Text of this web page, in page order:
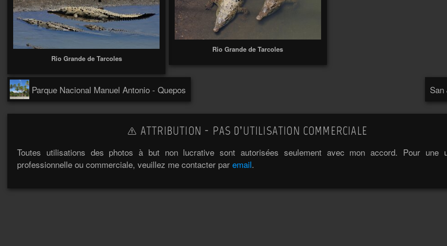
Rio Grande de Tarcoles
Rio Grande de Tarcoles
Parque Nacional Manuel Antonio - Quepos San
ATTRIBUTION - PAS D’UTILISATION COMMERCIALE
Toutes utilisations des photos à but non lucrative sont autorisées seulement avec mon accord. Pour une
professionnelle ou commerciale, veuillez me contacter par email.